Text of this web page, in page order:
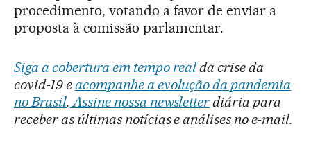
procedimento, votando a favor de enviar a
proposta à comissão parlamentar.
Siga a cobertura em tempo realda crise da
covid-19 eacompanhe a evolução da pandemia
no Brasil. Assine nossa newsletterdiária para
receber as últimas notícias e análises no e-mail.